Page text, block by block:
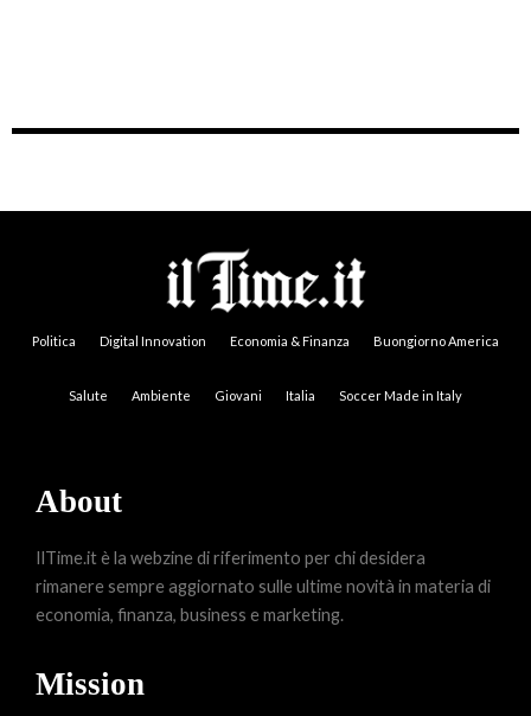
Politica Digital Innovation Economia & Finanza Buongiorno America
Salute Ambiente Giovani Italia Soccer Made in Italy
About
IlTime.it è la webzine di riferimento per chi desidera
rimanere sempre aggiornato sulle ultime novità in materia di
economia, finanza, business e marketing.
Mission